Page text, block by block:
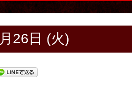
26日 (火)